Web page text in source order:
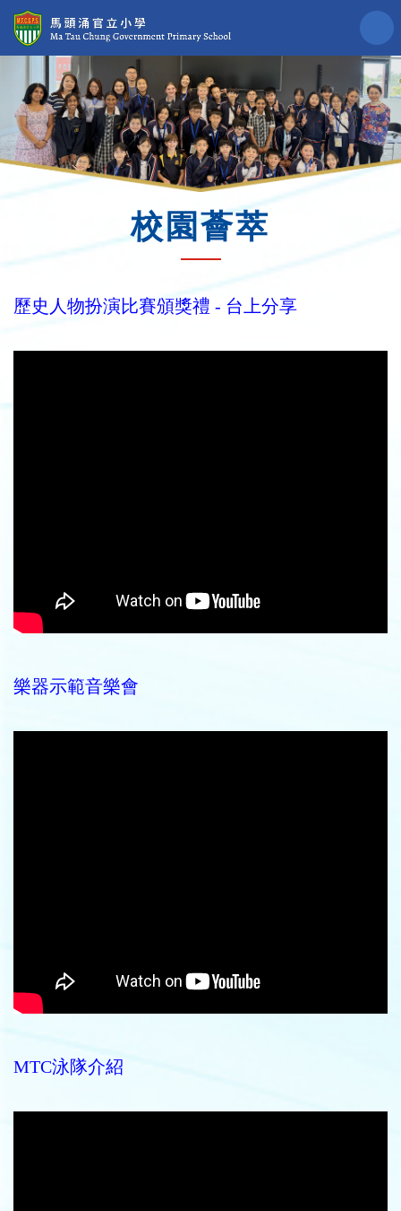
校園薈萃
歷史人物扮演比賽頒獎禮 - 台上分享
樂器示範音樂會
MTC泳隊介紹